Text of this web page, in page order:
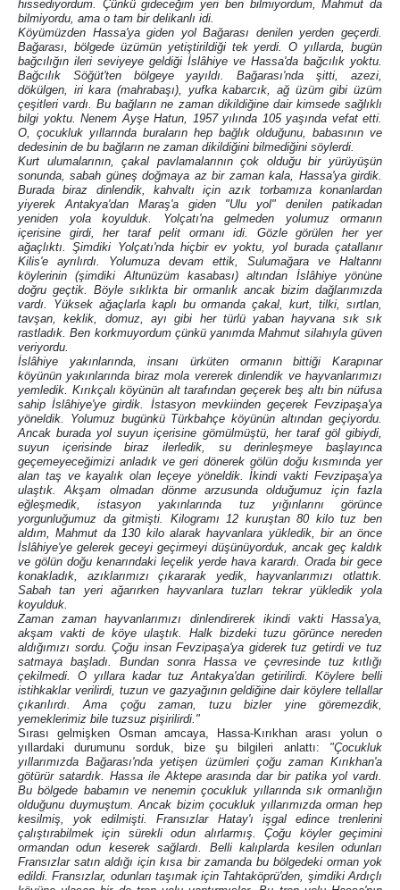
hissediyordum. Çünkü gideceğim yeri ben bilmiyordum, Mahmut da
bilmiyordu, ama o tam bir delikanlı idi.
Köyümüzden Hassa'ya giden yol Bağarası denilen yerden geçerdi.
Bağarası, bölgede üzümün yetiştirildiği tek yerdi. O yıllarda, bugün
bağcılığın ileri seviyeye geldiği İslâhiye ve Hassa'da bağcılık yoktu.
Bağcılık Söğüt'ten bölgeye yayıldı. Bağarası'nda şitti, azezi,
dökülgen, iri kara (mahrabaşı), yufka kabarcık, ağ üzüm gibi üzüm
çeşitleri vardı. Bu bağların ne zaman dikildiğine dair kimsede sağlıklı
bilgi yoktu. Nenem Ayşe Hatun, 1957 yılında 105 yaşında vefat etti.
O, çocukluk yıllarında buraların hep bağlık olduğunu, babasının ve
dedesinin de bu bağların ne zaman dikildiğini bilmediğini söylerdi.
Kurt ulumalarının, çakal pavlamalarının çok olduğu bir yürüyüşün
sonunda, sabah güneş doğmaya az bir zaman kala, Hassa'ya girdik.
Burada biraz dinlendik, kahvaltı için azık torbamıza konanlardan
yiyerek Antakya'dan Maraş'a giden "Ulu yol" denilen patikadan
yeniden yola koyulduk. Yolçatı'na gelmeden yolumuz ormanın
içerisine girdi, her taraf pelit ormanı idi. Gözle görülen her yer
ağaçlıktı. Şimdiki Yolçatı'nda hiçbir ev yoktu, yol burada çatallanır
Kilis'e ayrılırdı. Yolumuza devam ettik, Sulumağara ve Haltannı
köylerinin (şimdiki Altunüzüm kasabası) altından İslâhiye yönüne
doğru geçtik. Böyle sıklıkta bir ormanlık ancak bizim dağlarımızda
vardı. Yüksek ağaçlarla kaplı bu ormanda çakal, kurt, tilki, sırtlan,
tavşan, keklik, domuz, ayı gibi her türlü yaban hayvana sık sık
rastladık. Ben korkmuyordum çünkü yanımda Mahmut silahıyla güven
veriyordu.
İslâhiye yakınlarında, insanı ürküten ormanın bittiği Karapınar
köyünün yakınlarında biraz mola vererek dinlendik ve hayvanlarımızı
yemledik. Kırıkçalı köyünün alt tarafından geçerek beş altı bin nüfusa
sahip İslâhiye'ye girdik. İstasyon mevkiinden geçerek Fevzipaşa'ya
yöneldik. Yolumuz bugünkü Türkbahçe köyünün altından geçiyordu.
Ancak burada yol suyun içerisine gömülmüştü, her taraf göl gibiydi,
suyun içerisinde biraz ilerledik, su derinleşmeye başlayınca
geçemeyeceğimizi anladık ve geri dönerek gölün doğu kısmında yer
alan taş ve kayalık olan leçeye yöneldik. İkindi vakti Fevzipaşa'ya
ulaştık. Akşam olmadan dönme arzusunda olduğumuz için fazla
eğleşmedik, istasyon yakınlarında tuz yığınlarını görünce
yorgunluğumuz da gitmişti. Kilogramı 12 kuruştan 80 kilo tuz ben
aldım, Mahmut da 130 kilo alarak hayvanlara yükledik, bir an önce
İslâhiye'ye gelerek geceyi geçirmeyi düşünüyorduk, ancak geç kaldık
ve gölün doğu kenarındaki leçelik yerde hava karardı. Orada bir gece
konakladık, azıklarımızı çıkararak yedik, hayvanlarımızı otlattık.
Sabah tan yeri ağarırken hayvanlara tuzları tekrar yükledik yola
koyulduk.
Zaman zaman hayvanlarımızı dinlendirerek ikindi vakti Hassa'ya,
akşam vakti de köye ulaştık. Halk bizdeki tuzu görünce nereden
aldığımızı sordu. Çoğu insan Fevzipaşa'ya giderek tuz getirdi ve tuz
satmaya başladı. Bundan sonra Hassa ve çevresinde tuz kıtlığı
çekilmedi. O yıllara kadar tuz Antakya'dan getirilirdi. Köylere belli
istihkaklar verilirdi, tuzun ve gazyağının geldiğine dair köylere tellallar
çıkarılırdı. Ama çoğu zaman, tuzu bizler yine göremezdik,
yemeklerimiz bile tuzsuz pişirilirdi."
Sırası gelmişken Osman amcaya, Hassa-Kırıkhan arası yolun o
yıllardaki durumunu sorduk, bize şu bilgileri anlattı: "Çocukluk
yıllarımızda Bağarası'nda yetişen üzümleri çoğu zaman Kırıkhan'a
götürür satardık. Hassa ile Aktepe arasında dar bir patika yol vardı.
Bu bölgede babamın ve nenemin çocukluk yıllarında sık ormanlığın
olduğunu duymuştum. Ancak bizim çocukluk yıllarımızda orman hep
kesilmiş, yok edilmişti. Fransızlar Hatay'ı işgal edince trenlerini
çalıştırabilmek için sürekli odun alırlarmış. Çoğu köyler geçimini
ormandan odun keserek sağlardı. Belli kalıplarda kesilen odunları
Fransızlar satın aldığı için kısa bir zamanda bu bölgedeki orman yok
edildi. Fransızlar, odunları taşımak için Tahtaköprü'den, şimdiki Ardıçlı